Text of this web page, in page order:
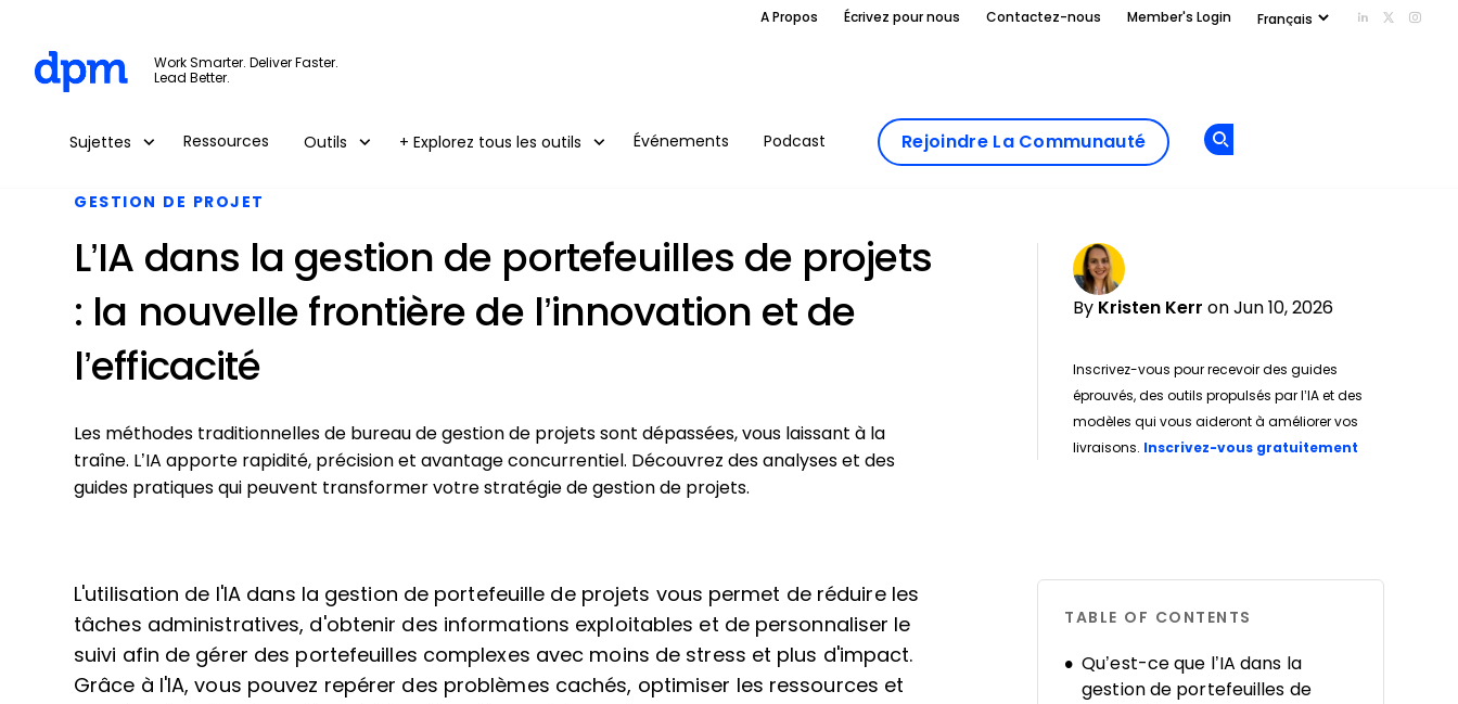
Skip to main content
A Propos Écrivez pour nous Contactez-nous Member's Login Add us on
Follow
Work Smarter. Deliver Faster.
Lead Better.
Sujettes Ressources Outils + Explorez tous les outils Événements Podcast Rejoindre La Communauté
GESTION DE PROJET
L’IA dans la gestion de portefeuilles de projets
: la nouvelle frontière de l’innovation et de
l’efficacité
By Kristen Kerr on Jun 10, 2026
Inscrivez-vous pour recevoir des guides
éprouvés, des outils propulsés par l’IA et des
modèles qui vous aideront à améliorer vos
livraisons. Inscrivez-vous gratuitement
Les méthodes traditionnelles de bureau de gestion de projets sont dépassées, vous laissant à la
traîne. L’IA apporte rapidité, précision et avantage concurrentiel. Découvrez des analyses et des
guides pratiques qui peuvent transformer votre stratégie de gestion de projets.
L'utilisation de l'IA dans la gestion de portefeuille de projets vous permet de réduire les
tâches administratives, d'obtenir des informations exploitables et de personnaliser le
suivi afin de gérer des portefeuilles complexes avec moins de stress et plus d'impact.
Grâce à l'IA, vous pouvez repérer des problèmes cachés, optimiser les ressources et
TABLE OF CONTENTS
Qu’est-ce que l’IA dans la
gestion de portefeuilles de